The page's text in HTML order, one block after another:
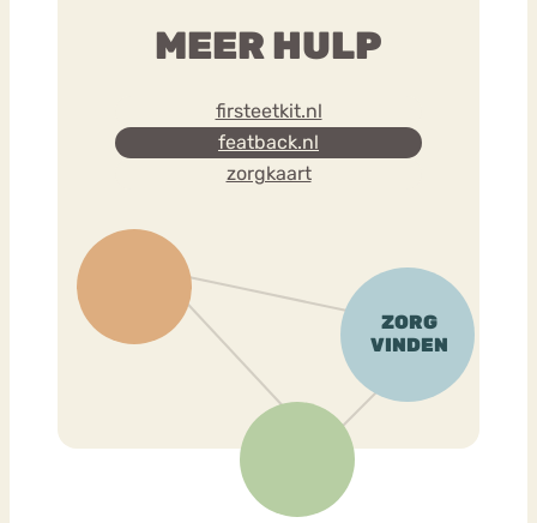
MEER HULP
firsteetkit.nl
featback.nl
zorgkaart